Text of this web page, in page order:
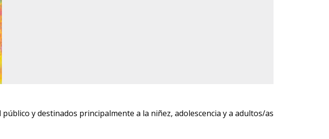
y destinados principalmente a la niñez, adolescencia y a adultos/as